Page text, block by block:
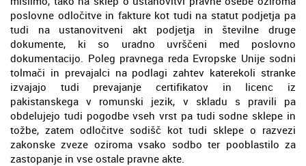
poslovne odločitve in fakture kot tudi na statut podjetja pa
tudi na ustanovitveni akt podjetja in številne druge
dokumente, ki so uradno uvrščeni med poslovno
dokumentacijo. Poleg pravnega reda Evropske Unije sodni
tolmači in prevajalci na podlagi zahtev katerekoli stranke
izvajajo tudi prevajanje certifikatov in licenc iz
pakistanskega v romunski jezik, v skladu s pravili pa
obdelujejo tudi pogodbe vseh vrst pa tudi sodne sklepe in
tožbe, zatem odločitve sodišč kot tudi sklepe o razvezi
zakonske zveze oziroma vsako sodbo ter pooblastilo za
zastopanje in vse ostale pravne akte.